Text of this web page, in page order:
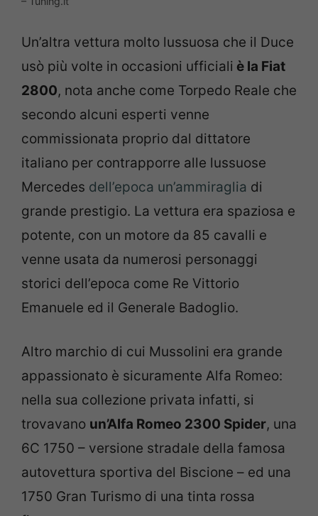
Un’altra vettura molto lussuosa che il Duce
usò più volte in occasioni ufficiali è la Fiat
2800, nota anche come Torpedo Reale che
secondo alcuni esperti venne
commissionata proprio dal dittatore
italiano per contrapporre alle lussuose
Mercedes dell’epoca un’ammiraglia di
grande prestigio. La vettura era spaziosa e
potente, con un motore da 85 cavalli e
venne usata da numerosi personaggi
storici dell’epoca come Re Vittorio
Emanuele ed il Generale Badoglio.
Altro marchio di cui Mussolini era grande
appassionato è sicuramente Alfa Romeo:
nella sua collezione privata infatti, si
trovavano un’Alfa Romeo 2300 Spider, una
6C 1750 – versione stradale della famosa
autovettura sportiva del Biscione – ed una
1750 Gran Turismo di una tinta rossa